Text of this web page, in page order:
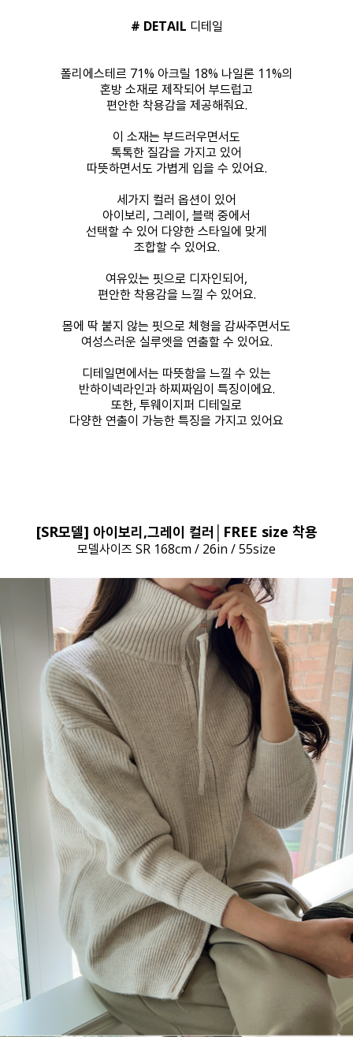
# DETAIL 디테일
폴리에스테르 71% 아크릴 18% 나일론 11%의
혼방 소재로 제작되어 부드럽고
편안한 착용감을 제공해줘요.
이 소재는 부드러우면서도
톡톡한 질감을 가지고 있어
따뜻하면서도 가볍게 입을 수 있어요.
세가지 컬러 옵션이 있어
아이보리, 그레이, 블랙 중에서
선택할 수 있어 다양한 스타일에 맞게
조합할 수 있어요.
여유있는 핏으로 디자인되어,
편안한 착용감을 느낄 수 있어요.
몸에 딱 붙지 않는 핏으로 체형을 감싸주면서도
여성스러운 실루엣을 연출할 수 있어요.
디테일면에서는 따뜻함을 느낄 수 있는
반하이넥라인과 하찌짜임이 특징이에요.
또한, 투웨이지퍼 디테일로
다양한 연출이 가능한 특징을 가지고 있어요
[SR모델] 아이보리,그레이 컬러│FREE size 착용
모델사이즈 SR 168cm / 26in / 55size